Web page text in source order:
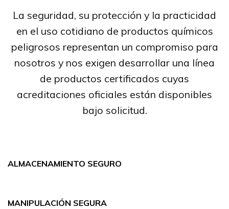
La seguridad, su protección y la practicidad
en el uso cotidiano de productos químicos
peligrosos representan un compromiso para
nosotros y nos exigen desarrollar una línea
de productos certificados cuyas
acreditaciones oficiales están disponibles
bajo solicitud.
ALMACENAMIENTO SEGURO
MANIPULACIÓN SEGURA